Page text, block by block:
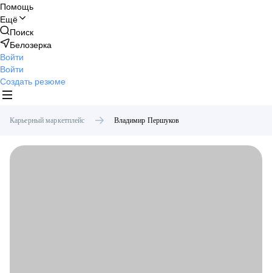
Помощь
Ещё
Поиск
Белозерка
Войти
Войти
Создать резюме
Карьерный маркетплейс Владимир Першуков